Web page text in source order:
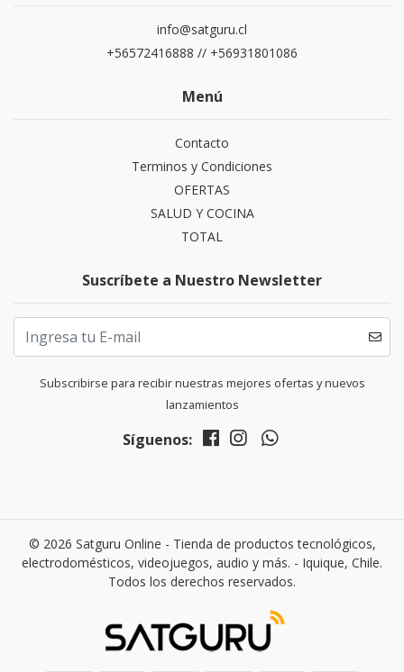
info@satguru.cl
+56572416888 // +56931801086
Menú
Contacto
Terminos y Condiciones
OFERTAS
SALUD Y COCINA
TOTAL
Suscríbete a Nuestro Newsletter
Subscribirse para recibir nuestras mejores ofertas y nuevos
lanzamientos
Síguenos:
© 2026 Satguru Online - Tienda de productos tecnológicos,
electrodomésticos, videojuegos, audio y más. - Iquique, Chile.
Todos los derechos reservados.